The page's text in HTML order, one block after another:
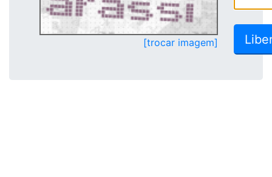
[trocar imagem]